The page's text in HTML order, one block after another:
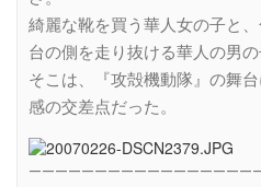
綺麗な靴を買う華人女の子と
台の側を走り抜ける華人の男の
そこは、『攻殻機動隊』の舞
感の交差点だった。
—————————————————–